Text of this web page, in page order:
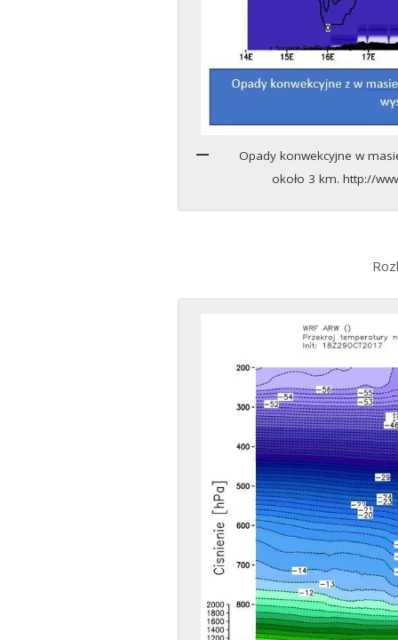
Opady konwekcyjne w
około 3 km. http://